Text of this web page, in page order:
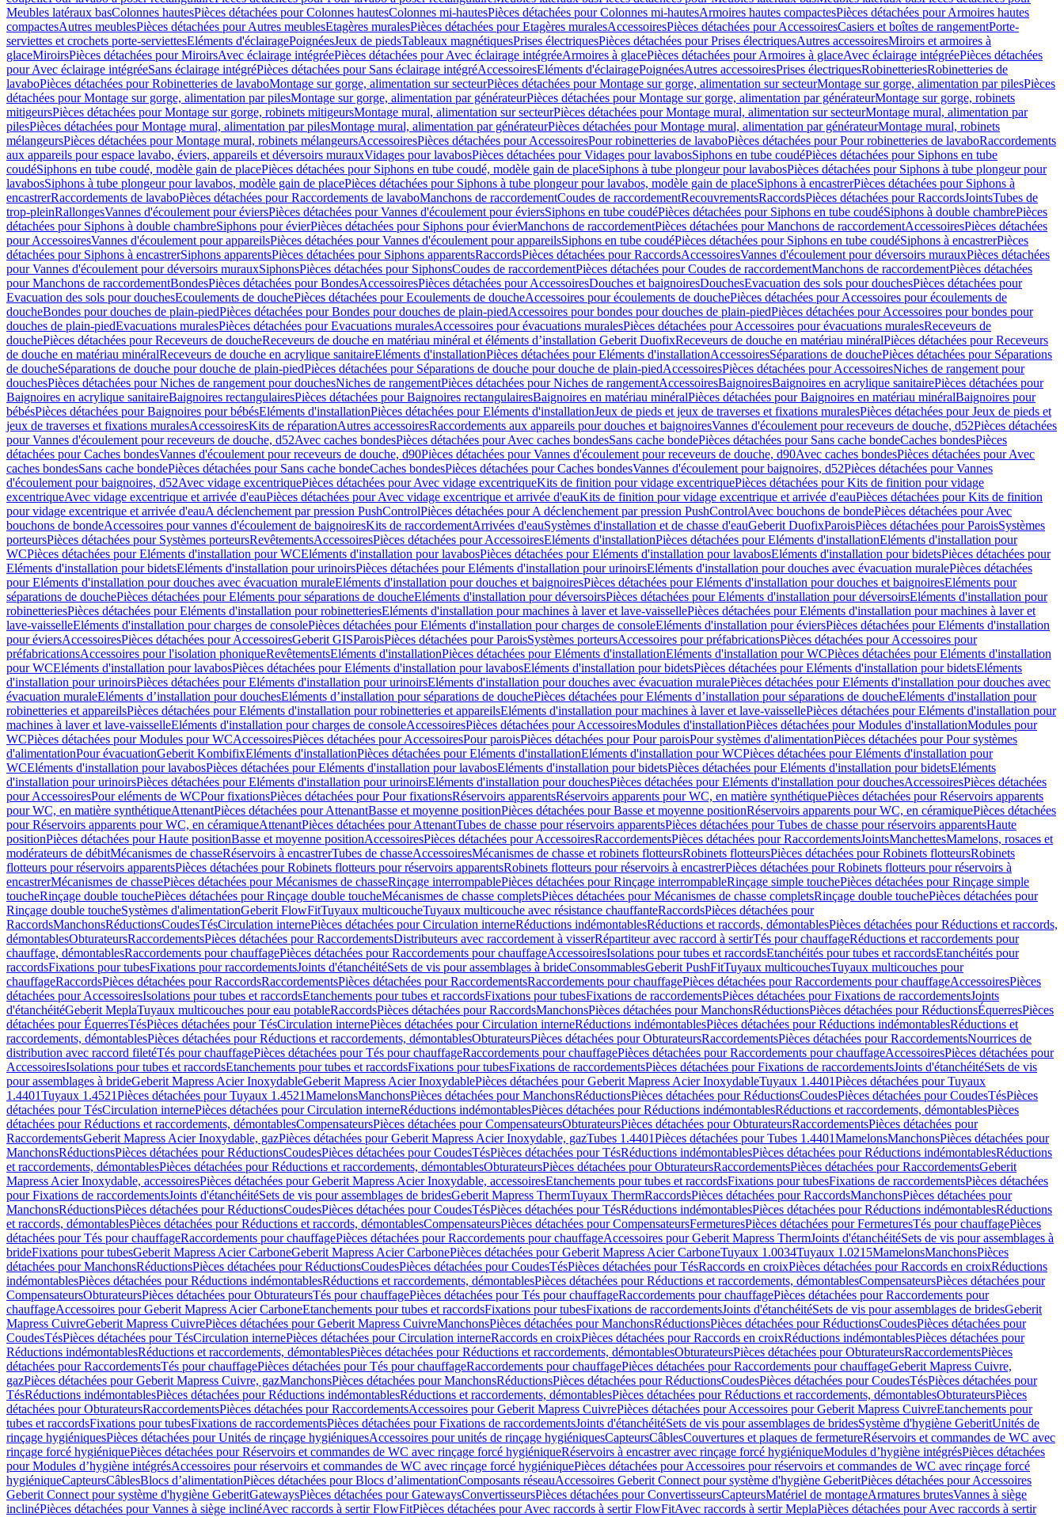
Meubles latéraux basColonnes hautesPièces détachées pour Colonnes hautesColonnes mi-hautesPièces détachées pour Colonnes mi-hautesArmoires hautes compactesPièces détachées pour Armoires hautes
compactesAutres meublesPièces détachées pour Autres meublesEtagères muralesPièces détachées pour Etagères muralesAccessoiresPièces détachées pour AccessoiresCasiers et boîtes de rangementPorte-
serviettes et crochets porte-serviettesEléments d'éclairagePoignéesJeux de piedsTableaux magnétiquesPrises électriquesPièces détachées pour Prises électriquesAutres accessoiresMiroirs et armoires à
glaceMiroirsPièces détachées pour MiroirsAvec éclairage intégréePièces détachées pour Avec éclairage intégréeArmoires à glacePièces détachées pour Armoires à glaceAvec éclairage intégréePièces détachées
pour Avec éclairage intégréeSans éclairage intégréPièces détachées pour Sans éclairage intégréAccessoiresEléments d'éclairagePoignéesAutres accessoiresPrises électriquesRobinetteriesRobinetteries de
lavaboPièces détachées pour Robinetteries de lavaboMontage sur gorge, alimentation sur secteurPièces détachées pour Montage sur gorge, alimentation sur secteurMontage sur gorge, alimentation par pilesPièces
détachées pour Montage sur gorge, alimentation par pilesMontage sur gorge, alimentation par générateurPièces détachées pour Montage sur gorge, alimentation par générateurMontage sur gorge, robinets
mitigeursPièces détachées pour Montage sur gorge, robinets mitigeursMontage mural, alimentation sur secteurPièces détachées pour Montage mural, alimentation sur secteurMontage mural, alimentation par
pilesPièces détachées pour Montage mural, alimentation par pilesMontage mural, alimentation par générateurPièces détachées pour Montage mural, alimentation par générateurMontage mural, robinets
mélangeursPièces détachées pour Montage mural, robinets mélangeursAccessoiresPièces détachées pour AccessoiresPour robinetteries de lavaboPièces détachées pour Pour robinetteries de lavaboRaccordements
aux appareils pour espace lavabo, éviers, appareils et déversoirs murauxVidages pour lavabosPièces détachées pour Vidages pour lavabosSiphons en tube coudéPièces détachées pour Siphons en tube
coudéSiphons en tube coudé, modèle gain de placePièces détachées pour Siphons en tube coudé, modèle gain de placeSiphons à tube plongeur pour lavabosPièces détachées pour Siphons à tube plongeur pour
lavabosSiphons à tube plongeur pour lavabos, modèle gain de placePièces détachées pour Siphons à tube plongeur pour lavabos, modèle gain de placeSiphons à encastrerPièces détachées pour Siphons à
encastrerRaccordements de lavaboPièces détachées pour Raccordements de lavaboManchons de raccordementCoudes de raccordementRecouvrementsRaccordsPièces détachées pour RaccordsJointsTubes de
trop-pleinRallongesVannes d'écoulement pour éviersPièces détachées pour Vannes d'écoulement pour éviersSiphons en tube coudéPièces détachées pour Siphons en tube coudéSiphons à double chambrePièces
détachées pour Siphons à double chambreSiphons pour évierPièces détachées pour Siphons pour évierManchons de raccordementPièces détachées pour Manchons de raccordementAccessoiresPièces détachées
pour AccessoiresVannes d'écoulement pour appareilsPièces détachées pour Vannes d'écoulement pour appareilsSiphons en tube coudéPièces détachées pour Siphons en tube coudéSiphons à encastrerPièces
détachées pour Siphons à encastrerSiphons apparentsPièces détachées pour Siphons apparentsRaccordsPièces détachées pour RaccordsAccessoiresVannes d'écoulement pour déversoirs murauxPièces détachées
pour Vannes d'écoulement pour déversoirs murauxSiphonsPièces détachées pour SiphonsCoudes de raccordementPièces détachées pour Coudes de raccordementManchons de raccordementPièces détachées
pour Manchons de raccordementBondesPièces détachées pour BondesAccessoiresPièces détachées pour AccessoiresDouches et baignoiresDouchesEvacuation des sols pour douchesPièces détachées pour
Evacuation des sols pour douchesEcoulements de douchePièces détachées pour Ecoulements de doucheAccessoires pour écoulements de douchePièces détachées pour Accessoires pour écoulements de
doucheBondes pour douches de plain-piedPièces détachées pour Bondes pour douches de plain-piedAccessoires pour bondes pour douches de plain-piedPièces détachées pour Accessoires pour bondes pour
douches de plain-piedEvacuations muralesPièces détachées pour Evacuations muralesAccessoires pour évacuations muralesPièces détachées pour Accessoires pour évacuations muralesReceveurs de
douchePièces détachées pour Receveurs de doucheReceveurs de douche en matériau minéral et éléments d’installation Geberit DuofixReceveurs de douche en matériau minéralPièces détachées pour Receveurs
de douche en matériau minéralReceveurs de douche en acrylique sanitaireEléments d'installationPièces détachées pour Eléments d'installationAccessoiresSéparations de douchePièces détachées pour Séparations
de doucheSéparations de douche pour douche de plain-piedPièces détachées pour Séparations de douche pour douche de plain-piedAccessoiresPièces détachées pour AccessoiresNiches de rangement pour
douchesPièces détachées pour Niches de rangement pour douchesNiches de rangementPièces détachées pour Niches de rangementAccessoiresBaignoiresBaignoires en acrylique sanitairePièces détachées pour
Baignoires en acrylique sanitaireBaignoires rectangulairesPièces détachées pour Baignoires rectangulairesBaignoires en matériau minéralPièces détachées pour Baignoires en matériau minéralBaignoires pour
bébésPièces détachées pour Baignoires pour bébésEléments d'installationPièces détachées pour Eléments d'installationJeux de pieds et jeux de traverses et fixations muralesPièces détachées pour Jeux de pieds et
jeux de traverses et fixations muralesAccessoiresKits de réparationAutres accessoiresRaccordements aux appareils pour douches et baignoiresVannes d'écoulement pour receveurs de douche, d52Pièces détachées
pour Vannes d'écoulement pour receveurs de douche, d52Avec caches bondesPièces détachées pour Avec caches bondesSans cache bondePièces détachées pour Sans cache bondeCaches bondesPièces
détachées pour Caches bondesVannes d'écoulement pour receveurs de douche, d90Pièces détachées pour Vannes d'écoulement pour receveurs de douche, d90Avec caches bondesPièces détachées pour Avec
caches bondesSans cache bondePièces détachées pour Sans cache bondeCaches bondesPièces détachées pour Caches bondesVannes d'écoulement pour baignoires, d52Pièces détachées pour Vannes
d'écoulement pour baignoires, d52Avec vidage excentriquePièces détachées pour Avec vidage excentriqueKits de finition pour vidage excentriquePièces détachées pour Kits de finition pour vidage
excentriqueAvec vidage excentrique et arrivée d'eauPièces détachées pour Avec vidage excentrique et arrivée d'eauKits de finition pour vidage excentrique et arrivée d'eauPièces détachées pour Kits de finition
pour vidage excentrique et arrivée d'eauA déclenchement par pression PushControlPièces détachées pour A déclenchement par pression PushControlAvec bouchons de bondePièces détachées pour Avec
bouchons de bondeAccessoires pour vannes d'écoulement de baignoiresKits de raccordementArrivées d'eauSystèmes d'installation et de chasse d'eauGeberit DuofixParoisPièces détachées pour ParoisSystèmes
porteursPièces détachées pour Systèmes porteursRevêtementsAccessoiresPièces détachées pour AccessoiresEléments d'installationPièces détachées pour Eléments d'installationEléments d'installation pour
WCPièces détachées pour Eléments d'installation pour WCEléments d'installation pour lavabosPièces détachées pour Eléments d'installation pour lavabosEléments d'installation pour bidetsPièces détachées pour
Eléments d'installation pour bidetsEléments d'installation pour urinoirsPièces détachées pour Eléments d'installation pour urinoirsEléments d'installation pour douches avec évacuation muralePièces détachées
pour Eléments d'installation pour douches avec évacuation muraleEléments d'installation pour douches et baignoiresPièces détachées pour Eléments d'installation pour douches et baignoiresEléments pour
séparations de douchePièces détachées pour Eléments pour séparations de doucheEléments d'installation pour déversoirsPièces détachées pour Eléments d'installation pour déversoirsEléments d'installation pour
robinetteriesPièces détachées pour Eléments d'installation pour robinetteriesEléments d'installation pour machines à laver et lave-vaissellePièces détachées pour Eléments d'installation pour machines à laver et
lave-vaisselleEléments d'installation pour charges de consolePièces détachées pour Eléments d'installation pour charges de consoleEléments d'installation pour éviersPièces détachées pour Eléments d'installation
pour éviersAccessoiresPièces détachées pour AccessoiresGeberit GISParoisPièces détachées pour ParoisSystèmes porteursAccessoires pour préfabricationsPièces détachées pour Accessoires pour
préfabricationsAccessoires pour l'isolation phoniqueRevêtementsEléments d'installationPièces détachées pour Eléments d'installationEléments d'installation pour WCPièces détachées pour Eléments d'installation
pour WCEléments d'installation pour lavabosPièces détachées pour Eléments d'installation pour lavabosEléments d'installation pour bidetsPièces détachées pour Eléments d'installation pour bidetsEléments
d'installation pour urinoirsPièces détachées pour Eléments d'installation pour urinoirsEléments d'installation pour douches avec évacuation muralePièces détachées pour Eléments d'installation pour douches avec
évacuation muraleEléments d’installation pour douchesEléments d’installation pour séparations de douchePièces détachées pour Eléments d’installation pour séparations de doucheEléments d'installation pour
robinetteries et appareilsPièces détachées pour Eléments d'installation pour robinetteries et appareilsEléments d'installation pour machines à laver et lave-vaissellePièces détachées pour Eléments d'installation pour
machines à laver et lave-vaisselleEléments d'installation pour charges de consoleAccessoiresPièces détachées pour AccessoiresModules d'installationPièces détachées pour Modules d'installationModules pour
WCPièces détachées pour Modules pour WCAccessoiresPièces détachées pour AccessoiresPour paroisPièces détachées pour Pour paroisPour systèmes d'alimentationPièces détachées pour Pour systèmes
d'alimentationPour évacuationGeberit KombifixEléments d'installationPièces détachées pour Eléments d'installationEléments d'installation pour WCPièces détachées pour Eléments d'installation pour
WCEléments d'installation pour lavabosPièces détachées pour Eléments d'installation pour lavabosEléments d'installation pour bidetsPièces détachées pour Eléments d'installation pour bidetsEléments
d'installation pour urinoirsPièces détachées pour Eléments d'installation pour urinoirsEléments d'installation pour douchesPièces détachées pour Eléments d'installation pour douchesAccessoiresPièces détachées
pour AccessoiresPour eléments de WCPour fixationsPièces détachées pour Pour fixationsRéservoirs apparentsRéservoirs apparents pour WC, en matière synthétiquePièces détachées pour Réservoirs apparents
pour WC, en matière synthétiqueAttenantPièces détachées pour AttenantBasse et moyenne positionPièces détachées pour Basse et moyenne positionRéservoirs apparents pour WC, en céramiquePièces détachées
pour Réservoirs apparents pour WC, en céramiqueAttenantPièces détachées pour AttenantTubes de chasse pour réservoirs apparentsPièces détachées pour Tubes de chasse pour réservoirs apparentsHaute
positionPièces détachées pour Haute positionBasse et moyenne positionAccessoiresPièces détachées pour AccessoiresRaccordementsPièces détachées pour RaccordementsJointsManchettesMamelons, rosaces et
modérateurs de débitMécanismes de chasseRéservoirs à encastrerTubes de chasseAccessoiresMécanismes de chasse et robinets flotteursRobinets flotteursPièces détachées pour Robinets flotteursRobinets
flotteurs pour réservoirs apparentsPièces détachées pour Robinets flotteurs pour réservoirs apparentsRobinets flotteurs pour réservoirs à encastrerPièces détachées pour Robinets flotteurs pour réservoirs à
encastrerMécanismes de chassePièces détachées pour Mécanismes de chasseRinçage interrompablePièces détachées pour Rinçage interrompableRinçage simple touchePièces détachées pour Rinçage simple
toucheRinçage double touchePièces détachées pour Rinçage double toucheMécanismes de chasse completsPièces détachées pour Mécanismes de chasse completsRinçage double touchePièces détachées pour
Rinçage double toucheSystèmes d'alimentationGeberit FlowFitTuyaux multicoucheTuyaux multicouche avec résistance chauffanteRaccordsPièces détachées pour
RaccordsManchonsRéductionsCoudesTésCirculation internePièces détachées pour Circulation interneRéductions indémontablesRéductions et raccords, démontablesPièces détachées pour Réductions et raccords,
démontablesObturateursRaccordementsPièces détachées pour RaccordementsDistributeurs avec raccordement à visserRépartiteur avec raccord à sertirTés pour chauffageRéductions et raccordements pour
chauffage, démontablesRaccordements pour chauffagePièces détachées pour Raccordements pour chauffageAccessoiresIsolations pour tubes et raccordsEtanchéités pour tubes et raccordsEtanchéités pour
raccordsFixations pour tubesFixations pour raccordementsJoints d'étanchéitéSets de vis pour assemblages à brideConsommablesGeberit PushFitTuyaux multicouchesTuyaux multicouches pour
chauffageRaccordsPièces détachées pour RaccordsRaccordementsPièces détachées pour RaccordementsRaccordements pour chauffagePièces détachées pour Raccordements pour chauffageAccessoiresPièces
détachées pour AccessoiresIsolations pour tubes et raccordsEtanchements pour tubes et raccordsFixations pour tubesFixations de raccordementsPièces détachées pour Fixations de raccordementsJoints
d'étanchéitéGeberit MeplaTuyaux multicouches pour eau potableRaccordsPièces détachées pour RaccordsManchonsPièces détachées pour ManchonsRéductionsPièces détachées pour RéductionsÉquerresPièces
détachées pour ÉquerresTésPièces détachées pour TésCirculation internePièces détachées pour Circulation interneRéductions indémontablesPièces détachées pour Réductions indémontablesRéductions et
raccordements, démontablesPièces détachées pour Réductions et raccordements, démontablesObturateursPièces détachées pour ObturateursRaccordementsPièces détachées pour RaccordementsNourrices de
distribution avec raccord filetéTés pour chauffagePièces détachées pour Tés pour chauffageRaccordements pour chauffagePièces détachées pour Raccordements pour chauffageAccessoiresPièces détachées pour
AccessoiresIsolations pour tubes et raccordsEtanchements pour tubes et raccordsFixations pour tubesFixations de raccordementsPièces détachées pour Fixations de raccordementsJoints d'étanchéitéSets de vis
pour assemblages à brideGeberit Mapress Acier InoxydableGeberit Mapress Acier InoxydablePièces détachées pour Geberit Mapress Acier InoxydableTuyaux 1.4401Pièces détachées pour Tuyaux
1.4401Tuyaux 1.4521Pièces détachées pour Tuyaux 1.4521MamelonsManchonsPièces détachées pour ManchonsRéductionsPièces détachées pour RéductionsCoudesPièces détachées pour CoudesTésPièces
détachées pour TésCirculation internePièces détachées pour Circulation interneRéductions indémontablesPièces détachées pour Réductions indémontablesRéductions et raccordements, démontablesPièces
détachées pour Réductions et raccordements, démontablesCompensateursPièces détachées pour CompensateursObturateursPièces détachées pour ObturateursRaccordementsPièces détachées pour
RaccordementsGeberit Mapress Acier Inoxydable, gazPièces détachées pour Geberit Mapress Acier Inoxydable, gazTubes 1.4401Pièces détachées pour Tubes 1.4401MamelonsManchonsPièces détachées pour
ManchonsRéductionsPièces détachées pour RéductionsCoudesPièces détachées pour CoudesTésPièces détachées pour TésRéductions indémontablesPièces détachées pour Réductions indémontablesRéductions
et raccordements, démontablesPièces détachées pour Réductions et raccordements, démontablesObturateursPièces détachées pour ObturateursRaccordementsPièces détachées pour RaccordementsGeberit
Mapress Acier Inoxydable, accessoiresPièces détachées pour Geberit Mapress Acier Inoxydable, accessoiresEtanchements pour tubes et raccordsFixations pour tubesFixations de raccordementsPièces détachées
pour Fixations de raccordementsJoints d'étanchéitéSets de vis pour assemblages de bridesGeberit Mapress ThermTuyaux ThermRaccordsPièces détachées pour RaccordsManchonsPièces détachées pour
ManchonsRéductionsPièces détachées pour RéductionsCoudesPièces détachées pour CoudesTésPièces détachées pour TésRéductions indémontablesPièces détachées pour Réductions indémontablesRéductions
et raccords, démontablesPièces détachées pour Réductions et raccords, démontablesCompensateursPièces détachées pour CompensateursFermeturesPièces détachées pour FermeturesTés pour chauffagePièces
détachées pour Tés pour chauffageRaccordements pour chauffagePièces détachées pour Raccordements pour chauffageAccessoires pour Geberit Mapress ThermJoints d'étanchéitéSets de vis pour assemblages à
brideFixations pour tubesGeberit Mapress Acier CarboneGeberit Mapress Acier CarbonePièces détachées pour Geberit Mapress Acier CarboneTuyaux 1.0034Tuyaux 1.0215MamelonsManchonsPièces
détachées pour ManchonsRéductionsPièces détachées pour RéductionsCoudesPièces détachées pour CoudesTésPièces détachées pour TésRaccords en croixPièces détachées pour Raccords en croixRéductions
indémontablesPièces détachées pour Réductions indémontablesRéductions et raccordements, démontablesPièces détachées pour Réductions et raccordements, démontablesCompensateursPièces détachées pour
CompensateursObturateursPièces détachées pour ObturateursTés pour chauffagePièces détachées pour Tés pour chauffageRaccordements pour chauffagePièces détachées pour Raccordements pour
chauffageAccessoires pour Geberit Mapress Acier CarboneEtanchements pour tubes et raccordsFixations pour tubesFixations de raccordementsJoints d'étanchéitéSets de vis pour assemblages de bridesGeberit
Mapress CuivreGeberit Mapress CuivrePièces détachées pour Geberit Mapress CuivreManchonsPièces détachées pour ManchonsRéductionsPièces détachées pour RéductionsCoudesPièces détachées pour
CoudesTésPièces détachées pour TésCirculation internePièces détachées pour Circulation interneRaccords en croixPièces détachées pour Raccords en croixRéductions indémontablesPièces détachées pour
Réductions indémontablesRéductions et raccordements, démontablesPièces détachées pour Réductions et raccordements, démontablesObturateursPièces détachées pour ObturateursRaccordementsPièces
détachées pour RaccordementsTés pour chauffagePièces détachées pour Tés pour chauffageRaccordements pour chauffagePièces détachées pour Raccordements pour chauffageGeberit Mapress Cuivre,
gazPièces détachées pour Geberit Mapress Cuivre, gazManchonsPièces détachées pour ManchonsRéductionsPièces détachées pour RéductionsCoudesPièces détachées pour CoudesTésPièces détachées pour
TésRéductions indémontablesPièces détachées pour Réductions indémontablesRéductions et raccordements, démontablesPièces détachées pour Réductions et raccordements, démontablesObturateursPièces
détachées pour ObturateursRaccordementsPièces détachées pour RaccordementsAccessoires pour Geberit Mapress CuivrePièces détachées pour Accessoires pour Geberit Mapress CuivreEtanchements pour
tubes et raccordsFixations pour tubesFixations de raccordementsPièces détachées pour Fixations de raccordementsJoints d'étanchéitéSets de vis pour assemblages de bridesSystème d'hygiène GeberitUnités de
rinçage hygiéniquesPièces détachées pour Unités de rinçage hygiéniquesAccessoires pour unités de rinçage hygiéniquesCapteursCâblesCouvertures et plaques de fermetureRéservoirs et commandes de WC avec
rinçage forcé hygiéniquePièces détachées pour Réservoirs et commandes de WC avec rinçage forcé hygiéniqueRéservoirs à encastrer avec rinçage forcé hygiéniqueModules d’hygiène intégrésPièces détachées
pour Modules d’hygiène intégrésAccessoires pour réservoirs et commandes de WC avec rinçage forcé hygiéniquePièces détachées pour Accessoires pour réservoirs et commandes de WC avec rinçage forcé
hygiéniqueCapteursCâblesBlocs d’alimentationPièces détachées pour Blocs d’alimentationComposants réseauAccessoires Geberit Connect pour système d'hygiène GeberitPièces détachées pour Accessoires
Geberit Connect pour système d'hygiène GeberitGatewaysPièces détachées pour GatewaysConvertisseursPièces détachées pour ConvertisseursCapteursMatériel de montageArmatures brutesVannes à siège
inclinéPièces détachées pour Vannes à siège inclinéAvec raccords à sertir FlowFitPièces détachées pour Avec raccords à sertir FlowFitAvec raccords à sertir MeplaPièces détachées pour Avec raccords à sertir